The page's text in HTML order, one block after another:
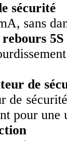
sécurité
sans
5S
de
de
pour une